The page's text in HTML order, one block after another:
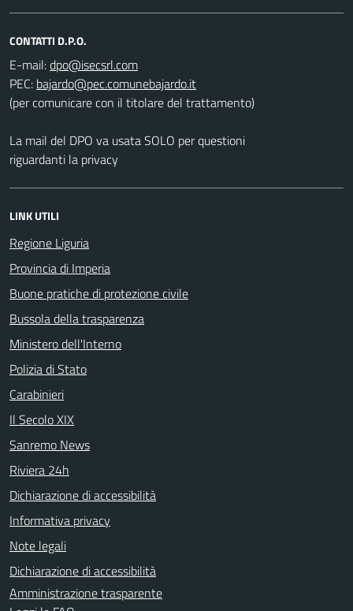
CONTATTI D.P.O.
E-mail:
PEC:
(per comunicare con il titolare del trattamento)
La mail del DPO va usata SOLO per questioni
riguardanti la privacy
LINK UTILI
Regione Liguria
Provincia di Imperia
Buone pratiche di protezione civile
Bussola della trasparenza
Ministero dell'Interno
Polizia di Stato
Carabinieri
Il Secolo XIX
Sanremo News
Riviera 24h
Dichiarazione di accessibilità
Informativa privacy
Note legali
Dichiarazione di accessibilità
Amministrazione trasparente